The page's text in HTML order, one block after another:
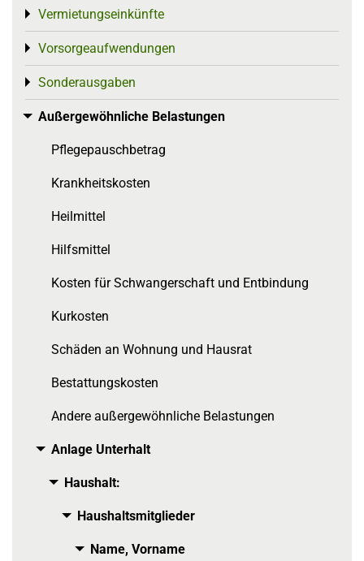
Vermietungseinkünfte
Toggle menu
Vorsorgeaufwendungen
Toggle menu
Sonderausgaben
Toggle menu
Außergewöhnliche Belastungen
Toggle menu
Pflegepauschbetrag
Krankheitskosten
Heilmittel
Hilfsmittel
Kosten für Schwangerschaft und Entbindung
Kurkosten
Schäden an Wohnung und Hausrat
Bestattungskosten
Andere außergewöhnliche Belastungen
Anlage Unterhalt
Toggle menu
Haushalt:
Toggle menu
Haushaltsmitglieder
Toggle menu
Name, Vorname
Toggle menu